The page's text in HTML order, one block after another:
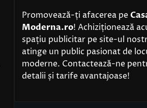
Promovează-ți afacerea pe
Moderna.ro! Achiziționează
spațiu publicitar pe site-ul
atinge un public pasionat de
moderne. Contactează-ne
detalii și tarife avantajoase!